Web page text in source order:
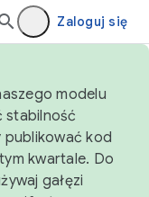
Zaloguj się
modelu
stabilność
publikować kod
kwartale. Do
gałęzi